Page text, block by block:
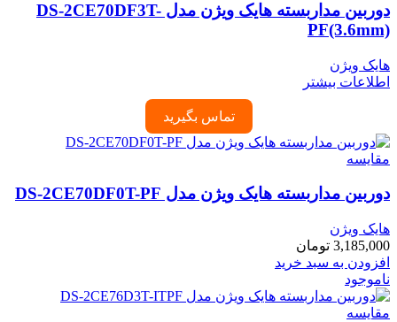
دوربین مداربسته هایک ویژن مدل DS-2CE70DF3T-
PF(3.6mm)
هایک ویژن
اطلاعات بیشتر
تماس بگیرید
مقایسه
دوربین مداربسته هایک ویژن مدل DS-2CE70DF0T-PF
هایک ویژن
3,185,000 تومان
افزودن به سبد خرید
ناموجود
مقایسه